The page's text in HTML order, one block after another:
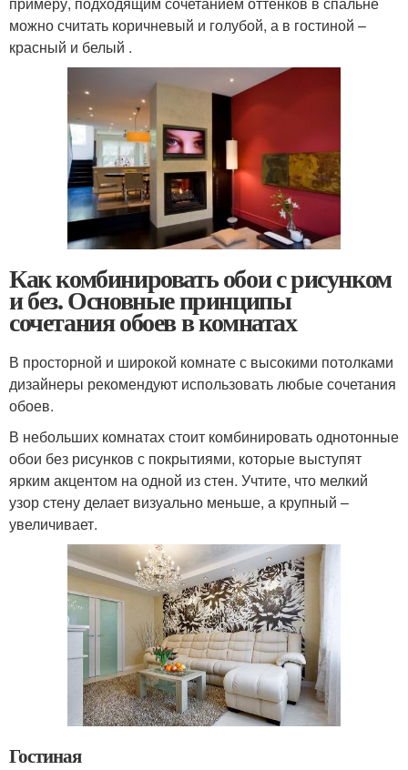
можно считать коричневый и голубой, а в гостиной –
красный и белый .
Как комбинировать обои с рисунком
и без. Основные принципы
сочетания обоев в комнатах
В просторной и широкой комнате с высокими потолками
дизайнеры рекомендуют использовать любые сочетания
обоев.
В небольших комнатах стоит комбинировать однотонные
обои без рисунков с покрытиями, которые выступят
ярким акцентом на одной из стен. Учтите, что мелкий
узор стену делает визуально меньше, а крупный –
увеличивает.
Гостиная